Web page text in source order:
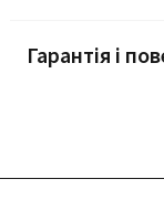
Гарантія і